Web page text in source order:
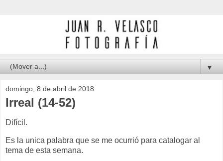
▼
domingo, 8 de abril de 2018
Irreal (14-52)
Difícil.
Es la unica palabra que se me ocurrió para catalogar al
tema de esta semana.